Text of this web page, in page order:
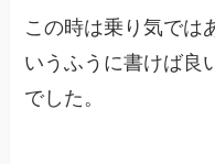
この時は乗り気では
いうふうに書けば良
でした。